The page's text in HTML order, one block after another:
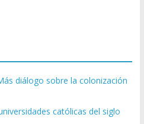
diálogo sobre la colonización
católicas del siglo